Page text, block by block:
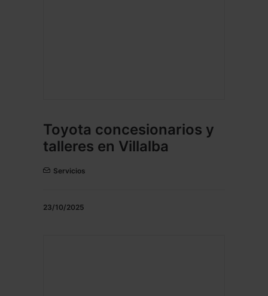
Toyota concesionarios y
talleres en Villalba
Servicios
23/10/2025